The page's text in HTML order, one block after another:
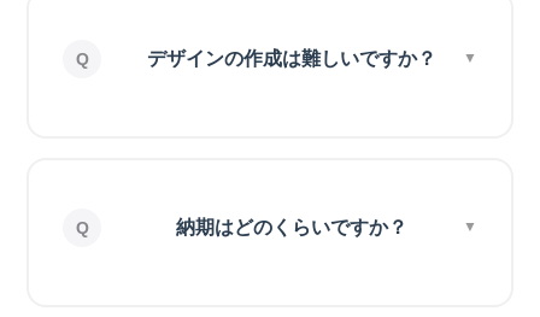
デザインの作成は難しいですか？
納期はどのくらいですか？